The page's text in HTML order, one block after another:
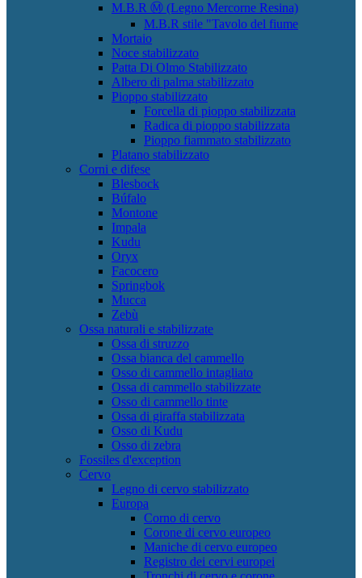
M.B.R Ⓜ (Legno Mercorne Resina)
M.B.R stile "Tavolo del fiume
Mortaio
Noce stabilizzato
Patta Di Olmo Stabilizzato
Albero di palma stabilizzato
Pioppo stabilizzato
Forcella di pioppo stabilizzata
Radica di pioppo stabilizzata
Pioppo fiammato stabilizzato
Platano stabilizzato
Corni e difese
Blesbock
Búfalo
Montone
Impala
Kudu
Oryx
Facocero
Springbok
Mucca
Zebù
Ossa naturali e stabilizzate
Ossa di struzzo
Ossa bianca del cammello
Osso di cammello intagliato
Ossa di cammello stabilizzate
Osso di cammello tinte
Ossa di giraffa stabilizzata
Osso di Kudu
Osso di zebra
Fossiles d'exception
Cervo
Legno di cervo stabilizzato
Europa
Corno di cervo
Corone di cervo europeo
Maniche di cervo europeo
Registro dei cervi europei